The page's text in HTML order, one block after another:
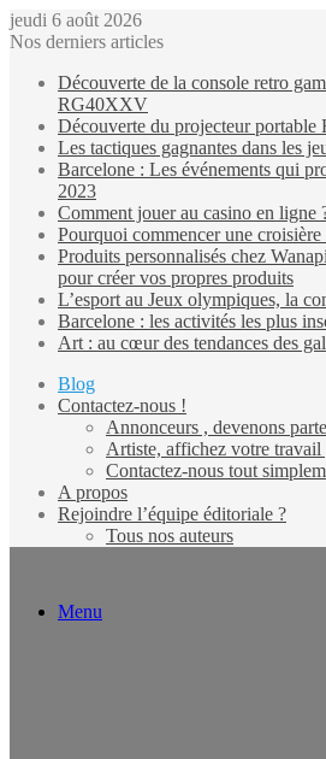
jeudi 6 août 2026
Nos derniers articles
Découverte de la console retro
RG40XXV
Découverte du projecteur
Les tactiques gagnantes dans les
Barcelone : Les événements qui
2023
Comment jouer au casino en ligne
Pourquoi commencer une
Produits personnalisés chez
pour créer vos propres produits
L’esport au Jeux olympiques, la
Barcelone : les activités les plus
Art : au cœur des tendances des
Blog
Contactez-nous !
Annonceurs , devenons
Artiste, affichez votre
Contactez-nous tout
A propos
Rejoindre l’équipe éditoriale ?
Tous nos auteurs
Menu